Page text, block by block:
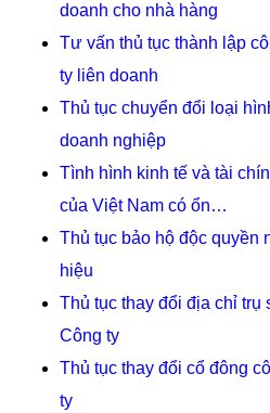
doanh cho nhà hàng
Tư vấn thủ tục thành lập
ty liên doanh
Thủ tục chuyển đổi loại
doanh nghiệp
Tình hình kinh tế và tài
của Việt Nam có ổn…
Thủ tục bảo hộ độc quyền
hiệu
Thủ tục thay đổi địa chỉ trụ
Công ty
Thủ tục thay đổi cổ đông
ty